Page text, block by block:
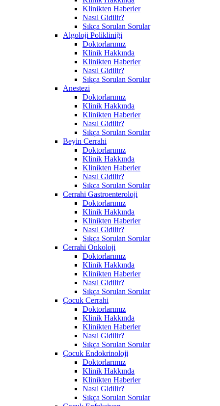
Klinikten Haberler
Nasıl Gidilir?
Sıkça Sorulan Sorular
Algoloji Polikliniği
Doktorlarımız
Klinik Hakkında
Klinikten Haberler
Nasıl Gidilir?
Sıkça Sorulan Sorular
Anestezi
Doktorlarımız
Klinik Hakkında
Klinikten Haberler
Nasıl Gidilir?
Sıkça Sorulan Sorular
Beyin Cerrahi
Doktorlarımız
Klinik Hakkında
Klinikten Haberler
Nasıl Gidilir?
Sıkça Sorulan Sorular
Cerrahi Gastroenteroloji
Doktorlarımız
Klinik Hakkında
Klinikten Haberler
Nasıl Gidilir?
Sıkça Sorulan Sorular
Cerrahi Onkoloji
Doktorlarımız
Klinik Hakkında
Klinikten Haberler
Nasıl Gidilir?
Sıkça Sorulan Sorular
Çocuk Cerrahi
Doktorlarımız
Klinik Hakkında
Klinikten Haberler
Nasıl Gidilir?
Sıkça Sorulan Sorular
Çocuk Endokrinoloji
Doktorlarımız
Klinik Hakkında
Klinikten Haberler
Nasıl Gidilir?
Sıkça Sorulan Sorular